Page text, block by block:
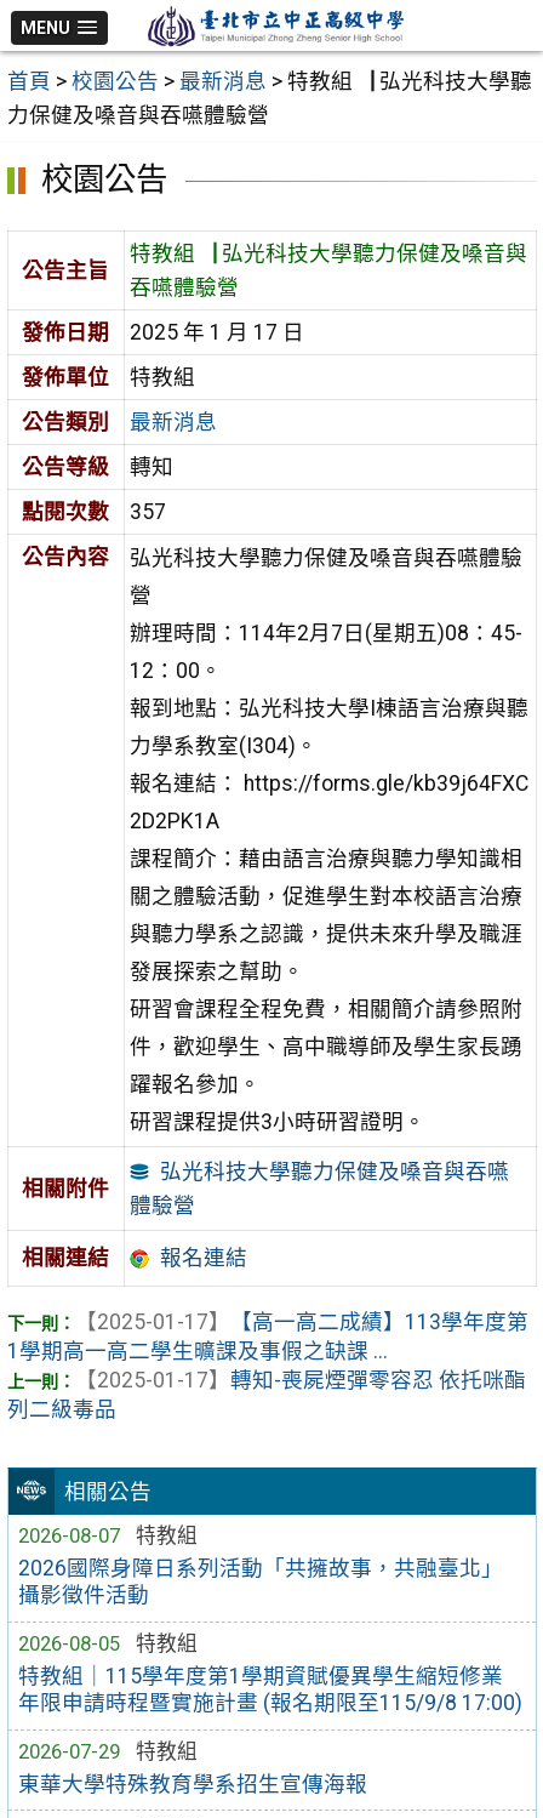
跳
至
主
要
MENU
首頁 > 校園公告 > 最新消息 > 特教組▕ 弘光科技大學聽
力保健及嗓音與吞嚥體驗營
相關公告
2026-08-07
特教組
2026國際身障日系列活動「共擁故事，共融臺北」
攝影徵件活動
2026-08-05
特教組
特教組｜115學年度第1學期資賦優異學生縮短修業
年限申請時程暨實施計畫 (報名期限至115/9/8 17:00)
2026-07-29
特教組
東華大學特殊教育學系招生宣傳海報
校園公告
公告主旨
特教組▕ 弘光科技大學聽力保健及嗓音與
吞嚥體驗營
發佈日期
2025 年 1 月 17 日
發佈單位
特教組
公告類別
最新消息
公告等級
轉知
點閱次數
357
公告內容
弘光科技大學聽力保健及嗓音與吞嚥體驗
營
辦理時間：114年2月7日(星期五)08：45-
12：00。
報到地點：弘光科技大學I棟語言治療與聽
力學系教室(I304)。
報名連結： https://forms.gle/kb39j64FXC
2D2PK1A
課程簡介：藉由語言治療與聽力學知識相
關之體驗活動，促進學生對本校語言治療
與聽力學系之認識，提供未來升學及職涯
發展探索之幫助。
研習會課程全程免費，相關簡介請參照附
件，歡迎學生、高中職導師及學生家長踴
躍報名參加。
研習課程提供3小時研習證明。
相關附件
弘光科技大學聽力保健及嗓音與吞嚥
體驗營
相關連結 報名連結
【2025-01-17】
【高一高二成績】113學年度第
1學期高一高二學生曠課及事假之缺課 ...
【2025-01-17】 轉知-喪屍煙彈零容忍 依托咪酯
列二級毒品